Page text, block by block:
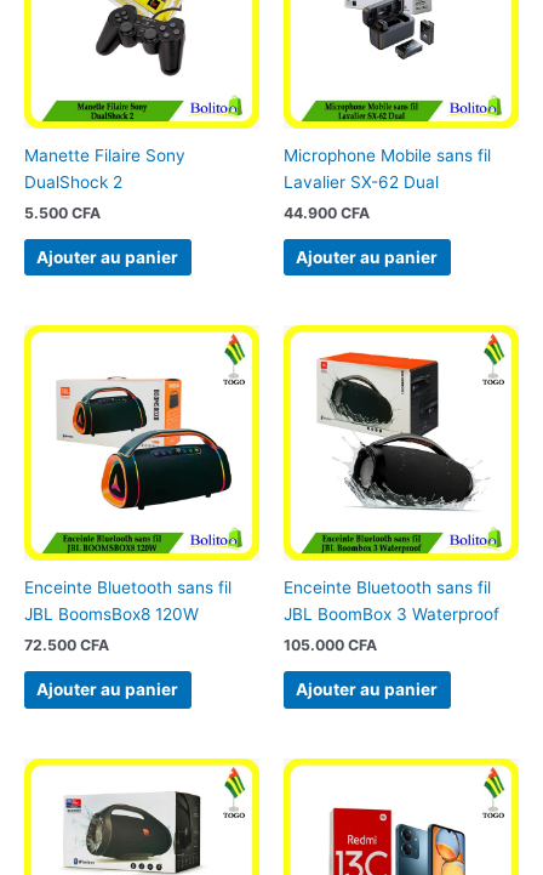
Manette Filaire Sony
DualShock 2
5.500 CFA
Ajouter au panier
Microphone Mobile sans fil
Lavalier SX-62 Dual
44.900 CFA
Ajouter au panier
Enceinte Bluetooth sans fil
JBL BoomsBox8 120W
72.500 CFA
Ajouter au panier
Enceinte Bluetooth sans fil
JBL BoomBox 3 Waterproof
105.000 CFA
Ajouter au panier